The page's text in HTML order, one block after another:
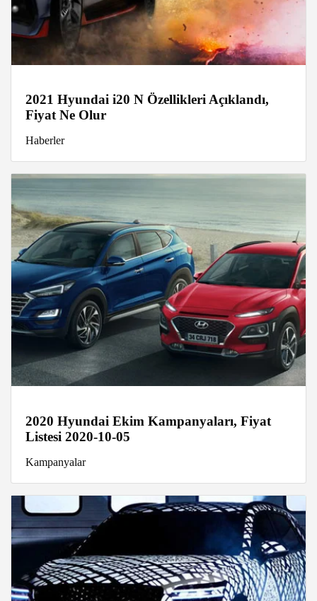
2021 Hyundai i20 N Özellikleri Açıklandı,
Fiyat Ne Olur
Haberler
2020 Hyundai Ekim Kampanyaları, Fiyat
Listesi 2020-10-05
Kampanyalar